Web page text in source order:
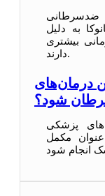
ضدسرطانی
به دلیل
بیشتری
دارند.
درمان‌های
شود؟
پزشکی
مکمل